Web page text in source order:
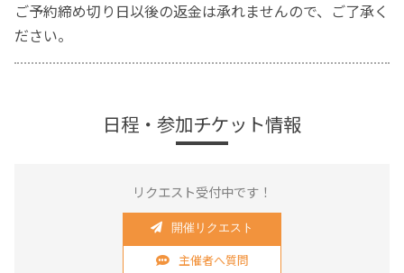
ご予約締め切り日以後の返金は承れませんので、ご了承く
ださい。
日程・参加チケット情報
リクエスト受付中です！
開催リクエスト
主催者へ質問